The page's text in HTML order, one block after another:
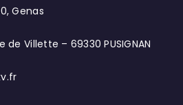
Genas
Villette – 69330 PUSIGNAN